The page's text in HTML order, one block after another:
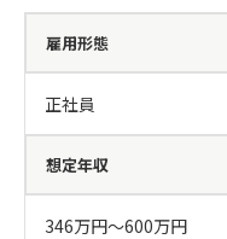
雇用形態
正社員
想定年収
346万円〜600万円